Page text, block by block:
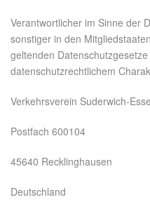
Verantwortlicher im Sinne der
sonstiger in den
geltenden
datenschutzrechtlichem
Verkehrsverein Suderwich-
Postfach 600104
45640 Recklinghausen
Deutschland